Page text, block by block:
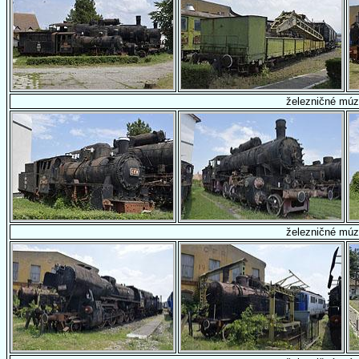
železničné
železničné